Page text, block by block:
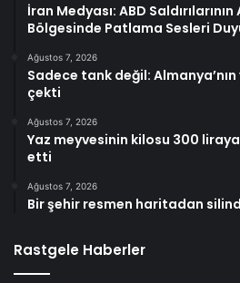
İran Medyası: ABD
Bölgesinde Patlama Sesleri
Ağustos 7, 2026
Sadece tank değil:
çekti
Ağustos 7, 2026
Yaz meyvesinin kilosu 300
etti
Ağustos 7, 2026
Bir şehir resmen haritadan
Rastgele Haberler